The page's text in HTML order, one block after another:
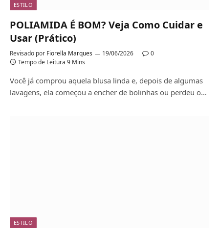
ESTILO
POLIAMIDA É BOM? Veja Como Cuidar e
Usar (Prático)
Revisado por Fiorella Marques 19/06/2026
0
Tempo de Leitura 9 Mins
Você já comprou aquela blusa linda e, depois de algumas
lavagens, ela começou a encher de bolinhas ou perdeu o…
ESTILO